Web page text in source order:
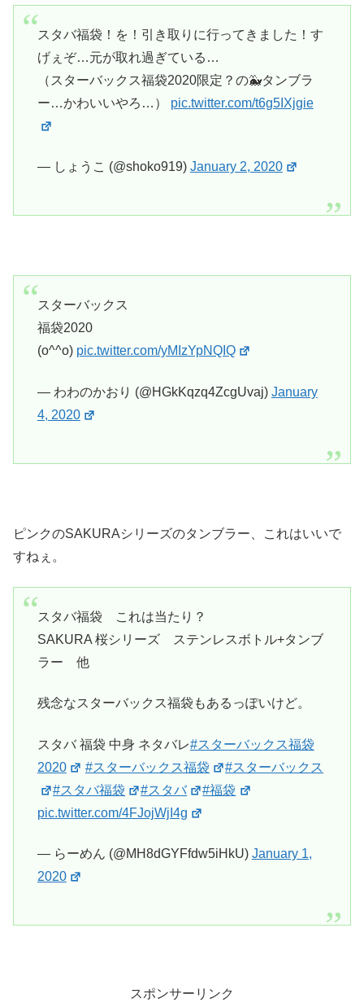
スタバ福袋！を！引き取りに行ってきました！す
げぇぞ…元が取れ過ぎている…
（スターバックス福袋2020限定？の🐳タンブラ
ー…かわいいやろ…） pic.twitter.com/t6g5IXjgie
— しょうこ (@shoko919) January 2, 2020
スターバックス
福袋2020
(o^^o) pic.twitter.com/yMIzYpNQIQ
— わわのかおり (@HGkKqzq4ZcgUvaj) January
4, 2020
ピンクのSAKURAシリーズのタンブラー、これはいいで
すねぇ。
スタバ福袋 これは当たり？
SAKURA 桜シリーズ ステンレスボトル+タンブ
ラー 他
残念なスターバックス福袋もあるっぽいけど。
スタバ 福袋 中身 ネタバレ#スターバックス福袋
2020
#スターバックス福袋
#スターバックス
#スタバ福袋
#スタバ
#福袋
pic.twitter.com/4FJojWjI4g
— らーめん (@MH8dGYFfdw5iHkU) January 1,
2020
スポンサーリンク